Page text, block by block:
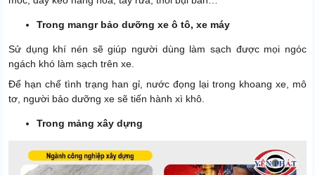
Trong mangr bảo dưỡng xe ô tô, xe máy
Sử dụng khí nén sẽ giúp người dùng làm sạch được mọi ngóc
ngách khó làm sạch trên xe.
Để hạn chế tình trạng han gỉ, nước đọng lại trong khoang xe, mô
tơ, người bảo dưỡng xe sẽ tiến hành xì khô.
Trong mảng xây dựng